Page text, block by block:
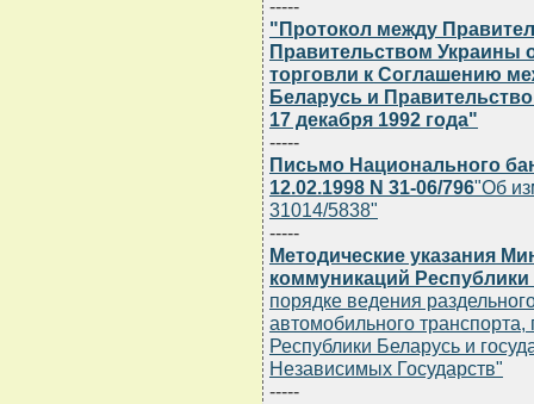
-----
"Протокол между
Правительством Украины
торговли к Соглашению
Беларусь и
17 декабря 1992 года"
-----
Письмо Национального
12.02.1998 N 31-06/796"Об
31014/5838"
-----
Методические указания
коммуникаций Республики
порядке ведения
автомобильного
Республики Беларусь и
Независимых Государств"
-----